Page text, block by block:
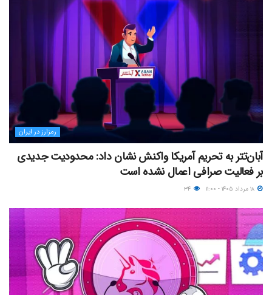
رمزارز در ایران
آبان‌تتر به تحریم آمریکا واکنش نشان داد: محدودیت جدیدی
بر فعالیت صرافی اعمال نشده است